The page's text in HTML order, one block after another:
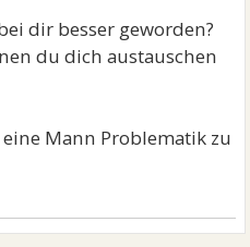
dir besser geworden?
du dich austauschen
Mann Problematik zu